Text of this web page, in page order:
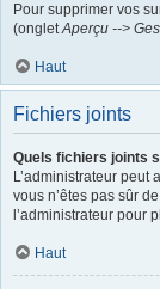
Pour supprimer vos
(ongletAperçu -->
Haut
Fichiers joints
Quels fichiers joints
L’administrateur peut
vous n’êtes pas sûr
l’administrateur pour
Haut